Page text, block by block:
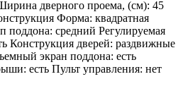
дверного проема, (см): 45
Форма: квадратная
поддона: средний Регулируемая
Конструкция дверей: раздвижные
экран поддона: есть
есть Пульт управления: нет